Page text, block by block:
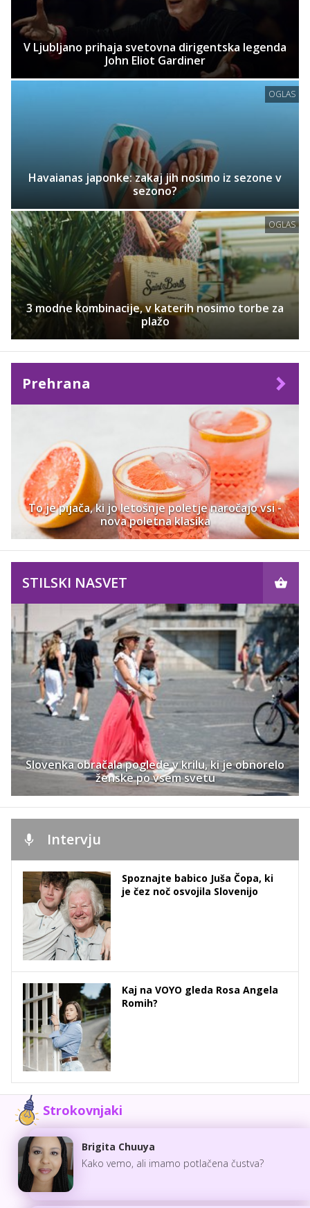
V Ljubljano prihaja svetovna dirigentska legenda
John Eliot Gardiner
OGLAS
Havaianas japonke: zakaj jih nosimo iz sezone v
sezono?
OGLAS
3 modne kombinacije, v katerih nosimo torbe za
plažo
Prehrana
To je pijača, ki jo letošnje poletje naročajo vsi -
nova poletna klasika
STILSKI NASVET
Slovenka obračala poglede v krilu, ki je obnorelo
ženske po vsem svetu
Intervju
Spoznajte babico Juša Čopa, ki
je čez noč osvojila Slovenijo
Kaj na VOYO gleda Rosa Angela
Romih?
Strokovnjaki
Brigita Chuuya
Kako vemo, ali imamo potlačena čustva?